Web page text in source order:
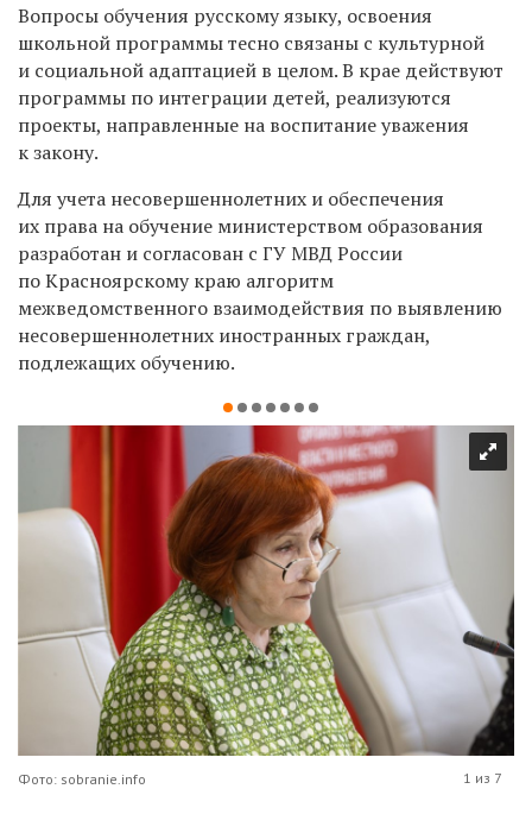
Вопросы обучения русскому языку, освоения
школьной программы тесно связаны с культурной
и социальной адаптацией в целом. В крае действуют
программы по интеграции детей, реализуются
проекты, направленные на воспитание уважения
к закону.
Для учета несовершеннолетних и обеспечения
их права на обучение министерством образования
разработан и согласован с ГУ МВД России
по Красноярскому краю алгоритм
межведомственного взаимодействия по выявлению
несовершеннолетних иностранных граждан,
подлежащих обучению.
Фото: sobranie.info 1 из 7